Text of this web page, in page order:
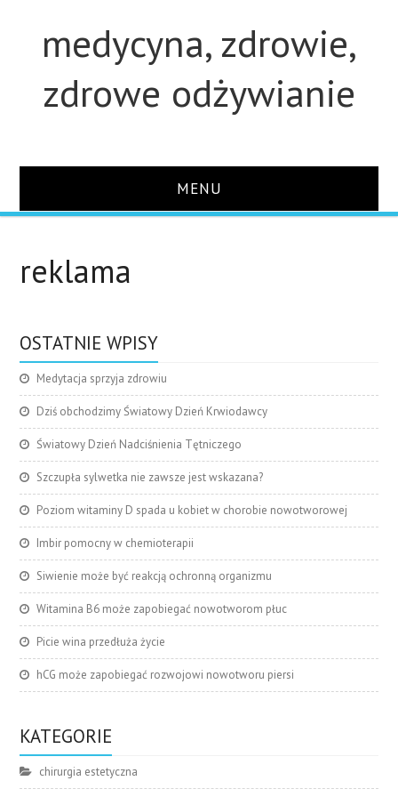
medycyna, zdrowie,
zdrowe odżywianie
MENU
STUDIA
O STRONIE
KONTAKT
reklama
OSTATNIE WPISY
Medytacja sprzyja zdrowiu
Dziś obchodzimy Światowy Dzień Krwiodawcy
Światowy Dzień Nadciśnienia Tętniczego
Szczupła sylwetka nie zawsze jest wskazana?
Poziom witaminy D spada u kobiet w chorobie nowotworowej
Imbir pomocny w chemioterapii
Siwienie może być reakcją ochronną organizmu
Witamina B6 może zapobiegać nowotworom płuc
Picie wina przedłuża życie
hCG może zapobiegać rozwojowi nowotworu piersi
KATEGORIE
chirurgia estetyczna